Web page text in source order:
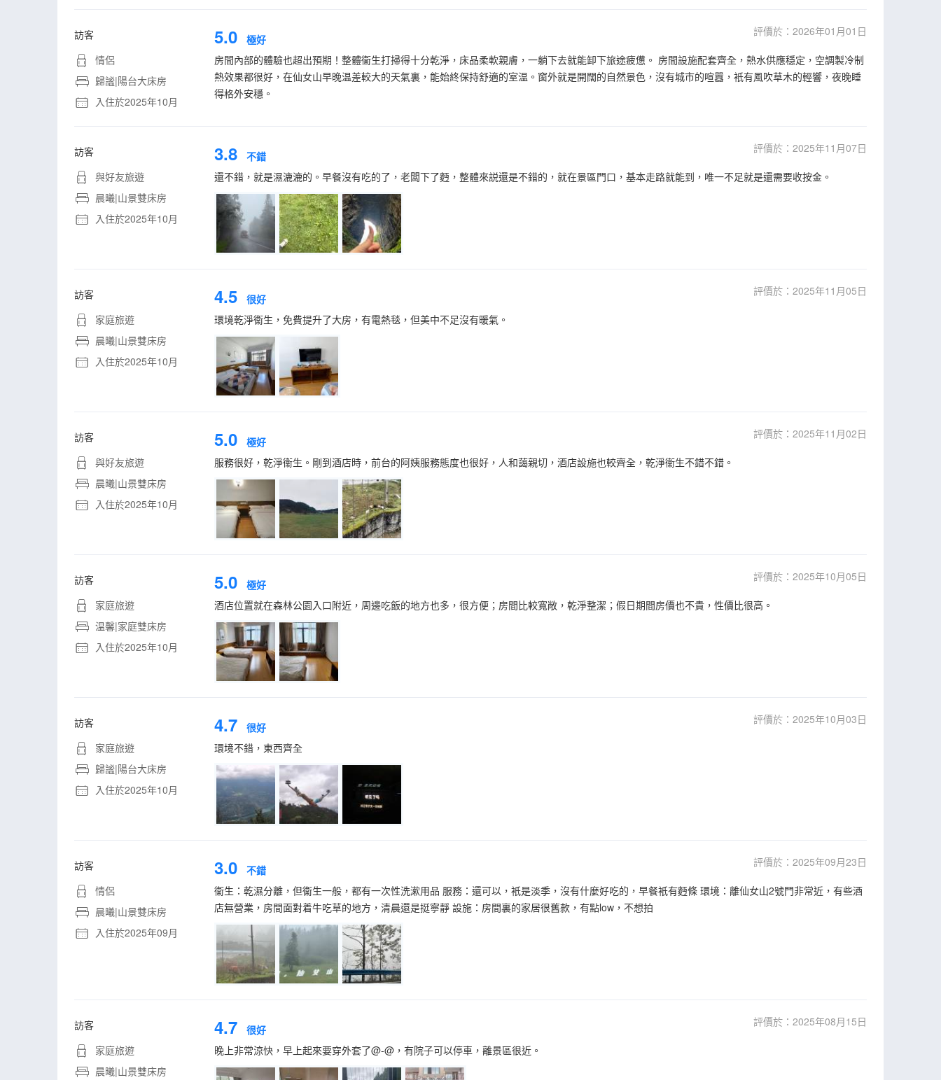
訪客
情侶
歸謐|陽台大床房
入住於2025年10月
5.0 極好
評價於：2026年01月01日
房間內部的體驗也超出預期！整體衞生打掃得十分乾淨，床品柔軟親膚，一躺下去就能卸下旅途疲憊。 房間設施配套齊全，熱水供應穩定，空調製冷制
熱效果都很好，在仙女山早晚温差較大的天氣裏，能始終保持舒適的室温。窗外就是開闊的自然景色，沒有城市的喧囂，衹有風吹草木的輕響，夜晚睡
得格外安穩。
訪客
與好友旅遊
晨曦|山景雙床房
入住於2025年10月
3.8 不錯
評價於：2025年11月07日
還不錯，就是濕漉漉的。早餐沒有吃的了，老闆下了麪，整體來説還是不錯的，就在景區門口，基本走路就能到，唯一不足就是還需要收按金。
訪客
家庭旅遊
晨曦|山景雙床房
入住於2025年10月
4.5 很好
評價於：2025年11月05日
環境乾淨衞生，免費提升了大房，有電熱毯，但美中不足沒有暖氣。
訪客
與好友旅遊
晨曦|山景雙床房
入住於2025年10月
5.0 極好
評價於：2025年11月02日
服務很好，乾淨衞生。剛到酒店時，前台的阿姨服務態度也很好，人和藹親切，酒店設施也較齊全，乾淨衞生不錯不錯。
訪客
家庭旅遊
温馨|家庭雙床房
入住於2025年10月
5.0 極好
評價於：2025年10月05日
酒店位置就在森林公園入口附近，周邊吃飯的地方也多，很方便；房間比較寬敞，乾淨整潔；假日期間房價也不貴，性價比很高。
訪客
家庭旅遊
歸謐|陽台大床房
入住於2025年10月
4.7 很好
評價於：2025年10月03日
環境不錯，東西齊全
訪客
情侶
晨曦|山景雙床房
入住於2025年09月
3.0 不錯
評價於：2025年09月23日
衞生：乾濕分離，但衞生一般，都有一次性洗漱用品 服務：還可以，衹是淡季，沒有什麼好吃的，早餐衹有麪條 環境：離仙女山2號門非常近，有些酒
店無營業，房間面對着牛吃草的地方，清晨還是挺寧靜 設施：房間裏的家居很舊款，有點low，不想拍
訪客
家庭旅遊
晨曦|山景雙床房
4.7 很好
評價於：2025年08月15日
晚上非常涼快，早上起來要穿外套了@-@，有院子可以停車，離景區很近。